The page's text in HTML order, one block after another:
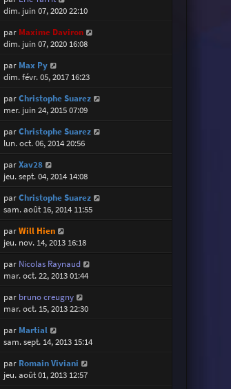
dim. juin 07, 2020 22:10
par Maxime Daviron
dim. juin 07, 2020 16:08
par Max Py
dim. févr. 05, 2017 16:23
parChristophe Suarez
mer. juin 24, 2015 07:09
parChristophe Suarez
lun. oct. 06, 2014 20:56
parXav28
jeu. sept. 04, 2014 14:08
parChristophe Suarez
sam. août 16, 2014 11:55
parWill Hien
jeu. nov. 14, 2013 16:18
par Nicolas Raynaud
mar. oct. 22, 2013 01:44
par bruno creugny
mar. oct. 15, 2013 22:30
par Martial
sam. sept. 14, 2013 15:14
par Romain Viviani
jeu. août 01, 2013 12:57